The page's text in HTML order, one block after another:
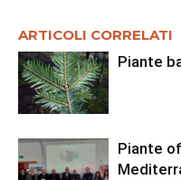
ARTICOLI CORRELATI
Piante
Piante